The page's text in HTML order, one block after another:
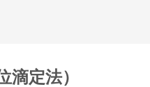
滴定法）